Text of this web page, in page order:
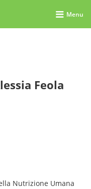
Menu
Feola
Nutrizione Umana